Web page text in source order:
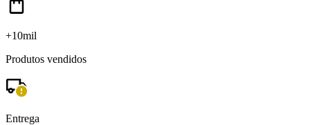
+10mil
Produtos vendidos
Entrega